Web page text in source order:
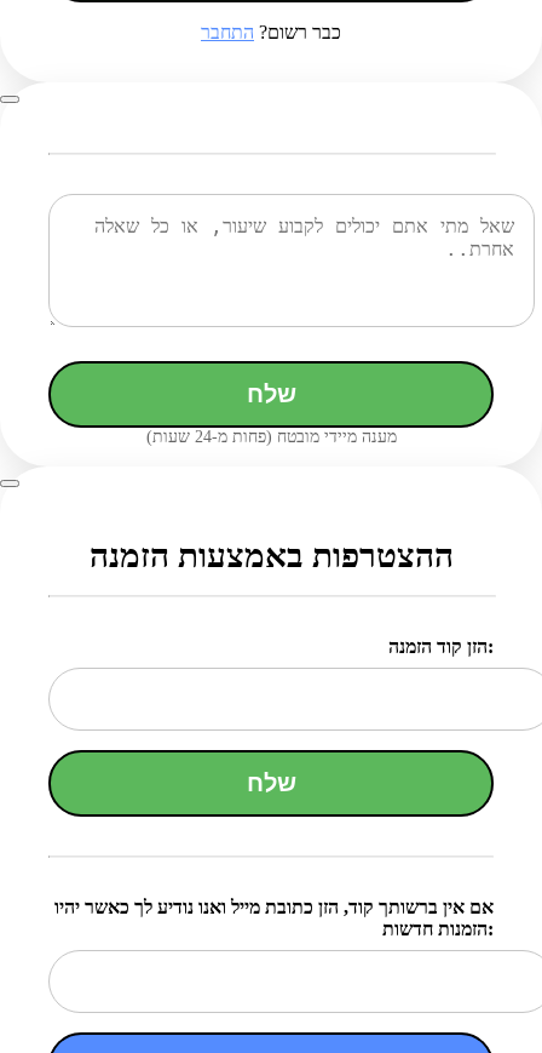
כבר רשום? התחבר
שלח
מענה מיידי מובטח (פחות מ-24 שעות)
ההצטרפות באמצעות הזמנה
הזן קוד הזמנה:
שלח
אם אין ברשותך קוד, הזן כתובת מייל ואנו נודיע לך כאשר יהיו
הזמנות חדשות: